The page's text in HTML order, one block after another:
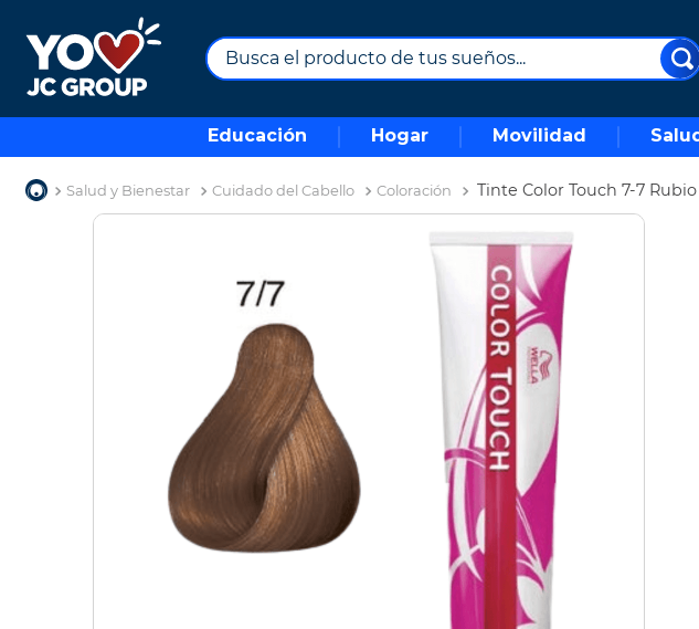
Busca el producto de tus sueños...
Educación Hogar Movilidad
Salud y Bienestar Cuidado del Cabello Coloración Tinte Color Touch 7-7
TÉRMINOS MÁS BUSCADOS
3.
moto
alexa echo dot 5